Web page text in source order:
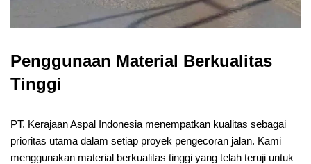
Penggunaan Material Berkualitas
Tinggi
PT. Kerajaan Aspal Indonesia menempatkan kualitas sebagai
prioritas utama dalam setiap proyek pengecoran jalan. Kami
menggunakan material berkualitas tinggi yang telah teruji untuk